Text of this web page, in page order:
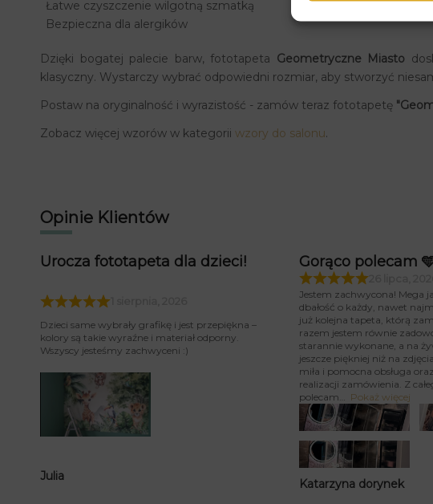
Łatwe czyszczenie wilgotną szmatką
Bezpieczna dla alergików
Dzięki bogatej palecie barw, fototapeta Geometryczne Miasto
klasyczny. Wystarczy wybrać odpowiedni rozmiar, aby stworzyć
Postaw na oryginalność i wyrazistość - zamów teraz fototapetę
Zobacz więcej wzorów w kategorii wzory do salonu.
Opinie Klientów
Urocza fototapeta dla dzieci!
1 sierpnia, 2026
Dzieci same wybrały grafikę i jest przepiękna –
kolory są takie wyraźne i materiał odporny.
Wszyscy jesteśmy zachwyceni :)
Julia
Gorąco polecam
Jestem zachwycona! Mega
dbałość o każdy, nawet
już kolejna tapeta, którą
razem jestem równie
starannie wykonane, a na
jeszcze piękniej niż na
miła i pomocna obsługa
realizacji zamówienia. Z
polecam
Pokaż więcej
Katarzyna dorynek